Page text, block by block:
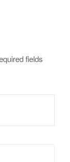
fields